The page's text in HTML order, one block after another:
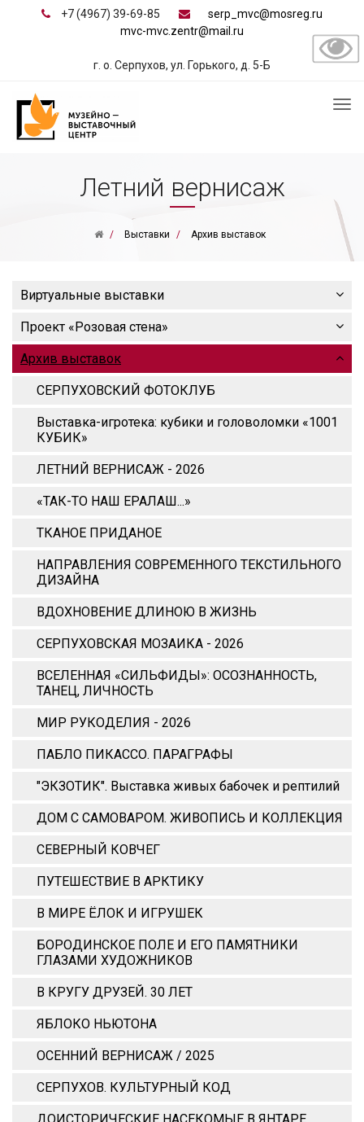
+7 (4967) 39-69-85
serp_mvc@mosreg.ru
mvc-mvc.zentr@mail.ru
г. о. Серпухов, ул. Горького, д. 5-Б
Летний вернисаж
Выставки Архив выставок
Виртуальные выставки
Проект «Розовая стена»
Архив выставок
СЕРПУХОВСКИЙ ФОТОКЛУБ
Выставка-игротека: кубики и головоломки «1001
КУБИК»
ЛЕТНИЙ ВЕРНИСАЖ - 2026
«ТАК-ТО НАШ ЕРАЛАШ...»
ТКАНОЕ ПРИДАНОЕ
НАПРАВЛЕНИЯ СОВРЕМЕННОГО ТЕКСТИЛЬНОГО
ДИЗАЙНА
ВДОХНОВЕНИЕ ДЛИНОЮ В ЖИЗНЬ
СЕРПУХОВСКАЯ МОЗАИКА - 2026
ВСЕЛЕННАЯ «СИЛЬФИДЫ»: ОСОЗНАННОСТЬ,
ТАНЕЦ, ЛИЧНОСТЬ
МИР РУКОДЕЛИЯ - 2026
ПАБЛО ПИКАССО. ПАРАГРАФЫ
"ЭКЗОТИК". Выставка живых бабочек и рептилий
ДОМ С САМОВАРОМ. ЖИВОПИСЬ И КОЛЛЕКЦИЯ
СЕВЕРНЫЙ КОВЧЕГ
ПУТЕШЕСТВИЕ В АРКТИКУ
В МИРЕ ЁЛОК И ИГРУШЕК
БОРОДИНСКОЕ ПОЛЕ И ЕГО ПАМЯТНИКИ
ГЛАЗАМИ ХУДОЖНИКОВ
В КРУГУ ДРУЗЕЙ. 30 ЛЕТ
ЯБЛОКО НЬЮТОНА
ОСЕННИЙ ВЕРНИСАЖ / 2025
СЕРПУХОВ. КУЛЬТУРНЫЙ КОД